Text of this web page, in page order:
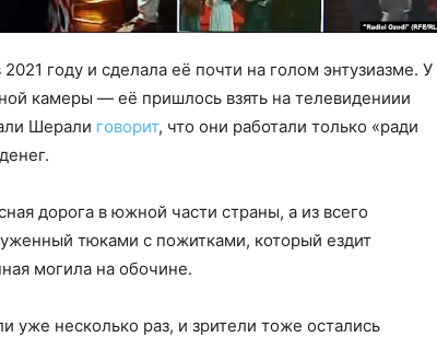
году и сделала её почти на голом энтузиазме. У
камеры — её пришлось взять на телевидениии
Шерали говорит, что они работали только «ради
дорога в южной части страны, а из всего
тюками с пожитками, который ездит
могила на обочине.
уже несколько раз, и зрители тоже остались